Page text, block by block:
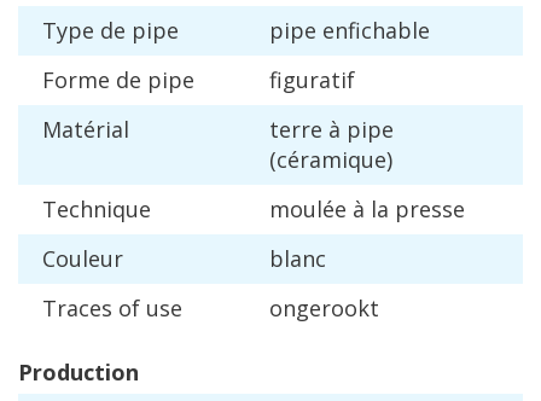
Type de pipe pipe enfichable
Forme de pipe
figuratif
Matérial terre à pipe
(céramique)
Technique
moulée à la presse
Couleur
blanc
Traces of use ongerookt
Production